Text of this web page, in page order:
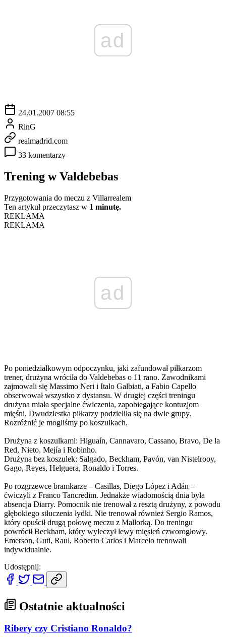
ad
24.01.2007 08:55
RinG
realmadrid.com
33 komentarzy
Trening w Valdebebas
Przygotowania do meczu z Villarrealem
Ten artykuł przeczytasz w 1 minutę.
REKLAMA
REKLAMA
ad
Po poniedziałkowym odpoczynku, jaki zafundował piłkarzom
trener, drużyna wróciła do Valdebebas o 11 rano. Zawodnikami
zajmowali się Massimo Neri i Italo Galbiati, a Fabio Capello
obserwował wszystko z dystansu. W drugiej części treningu
drużyna miała specjalne ćwiczenia, zapobiegające kontuzjom
mięśni. Dwudziestka piłkarzy podzieliła się na dwie grupy.
Rozróżnić je mogliśmy po koszulkach.
Drużyna z koszulkami: Higuaín, Cannavaro, Cassano, Bravo, De la
Red, Nieto, Mejía i Robinho.
Drużyna bez koszulek: Salgado, Beckham, Pavón, van Nistelrooy,
Gago, Reyes, Helguera, Ronaldo i Torres.
Po rozgrzewce bramkarze – Casillas, Diego López i Adán –
ćwiczyli z Franco Tancredim. Jednakże wiadomością dnia była
absencja Diarry. Pomocnik nie trenował z resztą drużyny, z powodu
głębokiego stłuczenia łydki. Nie trenował również Sergio Ramos,
który opuścił drugą połowę meczu z Mallorką. Do treningu
powrócił Beckham, który wyleczył lewy mięsień czworogłowy.
Emerson, Guti, Raul, Roberto Carlos i Marcelo trenowali
indywidualnie.
Udostępnij:
Ostatnie aktualności
Ribery czy Cristiano Ronaldo?